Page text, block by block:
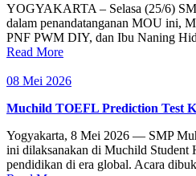
YOGYAKARTA – Selasa (25/6)
dalam penandatanganan MOU ini,
PNF PWM DIY, dan Ibu Naning
Read More
08 Mei 2026
Muchild TOEFL Prediction Test
Yogyakarta, 8 Mei 2026 — SMP
ini dilaksanakan di Muchild Student
pendidikan di era global. Acara